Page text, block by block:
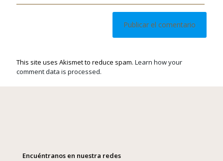
This site uses Akismet to reduce spam. Learn how your
comment data is processed.
Encuéntranos en nuestra redes